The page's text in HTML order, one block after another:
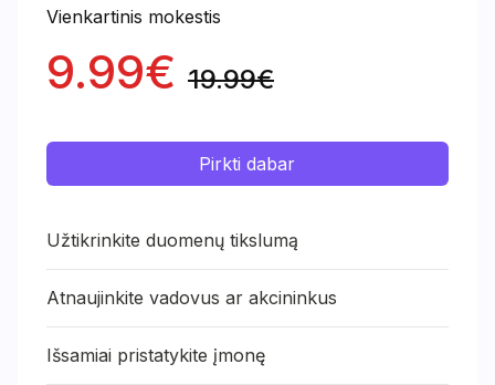
Vienkartinis mokestis
9.99€ 19.99€
Pirkti dabar
Užtikrinkite duomenų tikslumą
Atnaujinkite vadovus ar akcininkus
Išsamiai pristatykite įmonę